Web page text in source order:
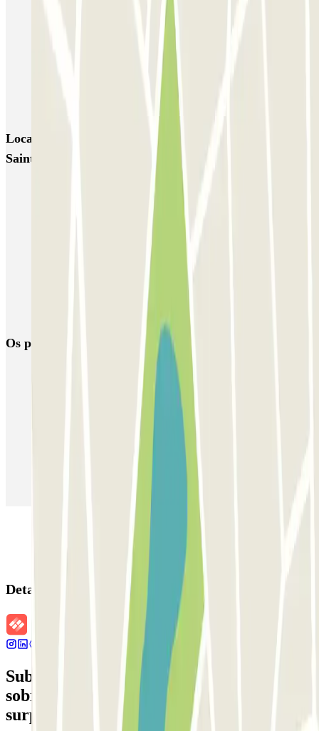
SAEMES Méditerranée Gare de Lyon
SAEMES Goutte d'Or - Gare du Nord
Pullman Tour Eiffel
Garage d'Abbeville - Gare du Nord
Locais e eventos interessantes próximos de INDIGO
Saint-Germain des Prés
Estacionamento perto de Saint-Germain des Prés
Estacionamento perto da Pont Neuf
Estacionamento perto do distrito de Saint-Michel
Estacionamento perto da rue Saint-Honoré em Paris
Estacionamento perto da Assembleia Nacional de Paris
Estacionamento perto da Sorbonne
Os parques de estacionamento mais reservados
Estacionamento em Lisboa
Estacionamento em Veneza Estacionamento em Sevilha
Estacionamento em Madrid
Estacionamento em Aeroporto de Adolfo Suárez Madrid–Barajas
Detalhes da reserva
Subscreva a nossa newsletter e saiba mais
sobre descontos, sorteios e muitas outras
surpresas.